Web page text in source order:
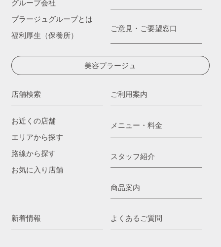
グループ会社
プラージュグループとは
福利厚生（保養所）
ご意見・ご要望窓口
美容プラージュ
店舗検索
お近くの店舗
エリアから探す
路線から探す
お気に入り店舗
ご利用案内
メニュー・料金
スタッフ紹介
商品案内
新着情報 よくあるご質問